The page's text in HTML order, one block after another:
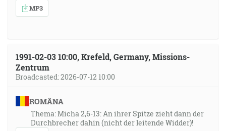
MP3
1991-02-03 10:00, Krefeld, Germany, Missions-
Zentrum
Broadcasted: 2026-07-12 10:00
ROMÂNA
Thema: Micha 2,6-13: An ihrer Spitze zieht dann der
Durchbrecher dahin (nicht der leitende Widder)!